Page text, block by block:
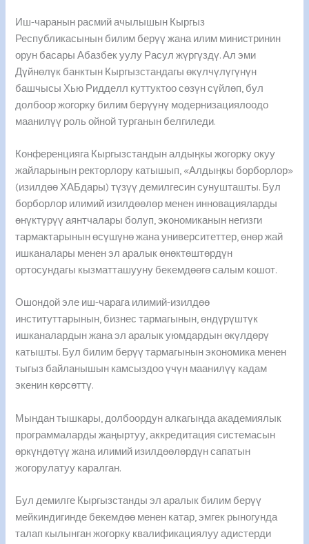
Иш-чаранын расмий ачылышын Кыргыз
Республикасынын билим берүү жана илим министринин
орун басары Абазбек уулу Расул жүргүздү. Ал эми
Дүйнөлүк банктын Кыргызстандагы өкүлчүлүгүнүн
башчысы Хью Ридделл куттуктоо сөзүн сүйлөп, бул
долбоор жогорку билим берүүнү модернизациялоодо
маанилүү роль ойной турганын белгиледи.
Конференцияга Кыргызстандын алдыңкы жогорку окуу
жайларынын ректорлору катышып, «Алдыңкы борборлор»
(изилдөө ХАБдары) түзүү демилгесин сунушташты. Бул
борборлор илимий изилдөөлөр менен инновацияларды
өнүктүрүү аянтчалары болуп, экономиканын негизги
тармактарынын өсүшүнө жана университеттер, өнөр жай
ишканалары менен эл аралык өнөктөштөрдүн
ортосундагы кызматташууну бекемдөөгө салым кошот.
Ошондой эле иш-чарага илимий-изилдөө
институттарынын, бизнес тармагынын, өндүрүштүк
ишканалардын жана эл аралык уюмдардын өкүлдөрү
катышты. Бул билим берүү тармагынын экономика менен
тыгыз байланышын камсыздоо үчүн маанилүү кадам
экенин көрсөттү.
Мындан тышкары, долбоордун алкагында академиялык
программаларды жаңыртуу, аккредитация системасын
өркүндөтүү жана илимий изилдөөлөрдүн сапатын
жогорулатуу каралган.
Бул демилге Кыргызстанды эл аралык билим берүү
мейкиндигинде бекемдөө менен катар, эмгек рыногунда
талап кылынган жогорку квалификациялуу адистерди